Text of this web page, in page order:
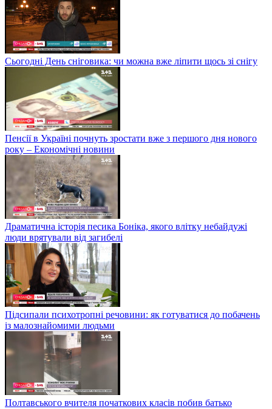
Сьогодні День сніговика: чи можна вже ліпити щось зі снігу
Пенсії в Україні почнуть зростати вже з першого дня нового
року – Економічні новини
Драматична історія песика Боніка, якого влітку небайдужі
люди врятували від загибелі
Підсипали психотропні речовини: як готуватися до побачень
із малознайомими людьми
Полтавського вчителя початкових класів побив батько